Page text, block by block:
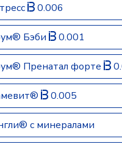
0.006
Бэби 0.001
Пренатал форте
0.005
с минералами